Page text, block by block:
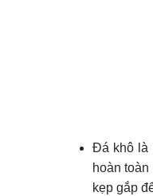
Đá khô là
hoàn toàn
kẹp gắp